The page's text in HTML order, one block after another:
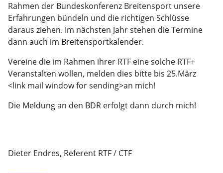
Rahmen der Bundeskonferenz Breitensport unsere
Erfahrungen bündeln und die richtigen Schlüsse
daraus ziehen. Im nächsten Jahr stehen die Termine
dann auch im Breitensportkalender.
Vereine die im Rahmen ihrer RTF eine solche RTF+
Veranstalten wollen, melden dies bitte bis 25.März
<link mail window for sending>an mich!
Die Meldung an den BDR erfolgt dann durch mich!
Dieter Endres, Referent RTF / CTF